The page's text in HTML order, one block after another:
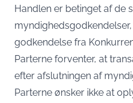
Handlen er betinget af de
godkendelse fra
Parterne forventer, at
efter afslutningen af
Parterne ønsker ikke at